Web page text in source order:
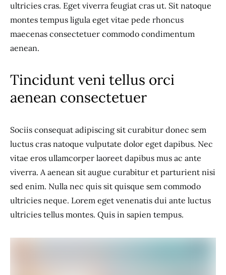
ultricies cras. Eget viverra feugiat cras ut. Sit natoque
montes tempus ligula eget vitae pede rhoncus
maecenas consectetuer commodo condimentum
aenean.
Tincidunt veni tellus orci
aenean consectetuer
Sociis consequat adipiscing sit curabitur donec sem
luctus cras natoque vulputate dolor eget dapibus. Nec
vitae eros ullamcorper laoreet dapibus mus ac ante
viverra. A aenean sit augue curabitur et parturient nisi
sed enim. Nulla nec quis sit quisque sem commodo
ultricies neque. Lorem eget venenatis dui ante luctus
ultricies tellus montes. Quis in sapien tempus.